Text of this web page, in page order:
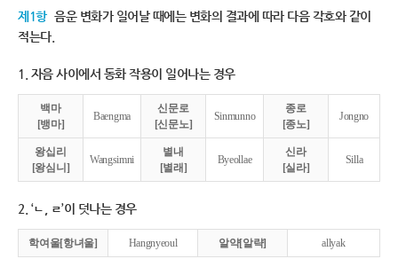
제1항 음운 변화가 일어날 때에는 변화의 결과에 따라 다음 각호와 같이
적는다.
1. 자음 사이에서 동화 작용이 일어나는 경우
백마
[뱅마]
Baengma
신문로
[신문노]
Sinmunno
종로
[종노]
Jongno
왕십리
[왕심니]
Wangsimni
별내
[별래]
Byeollae
신라
[실라]
Silla
2. ‘ㄴ, ㄹ’이 덧나는 경우
학여울[항녀울] Hangnyeoul 알약[알략] allyak